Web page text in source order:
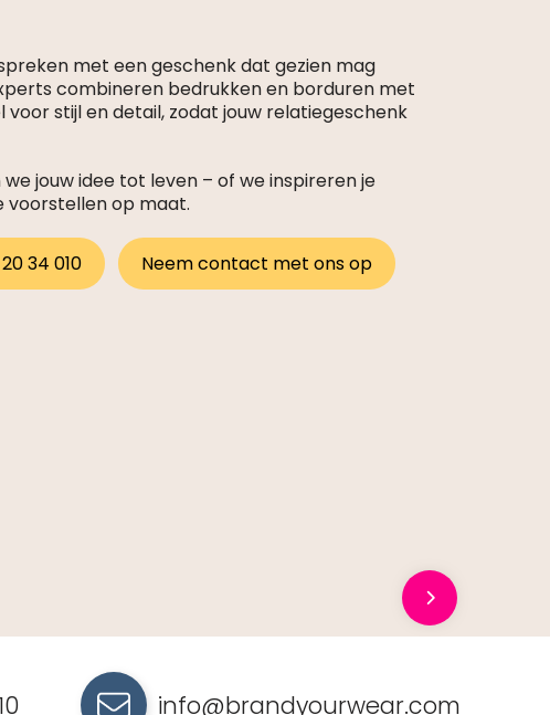
met een geschenk dat gezien mag
combineren bedrukken en borduren met
voor stijl en detail, zodat jouw relatiegeschenk
jouw idee tot leven – of we inspireren je
voorstellen op maat.
34 010 Neem contact met ons op
info@brandyourwear.com